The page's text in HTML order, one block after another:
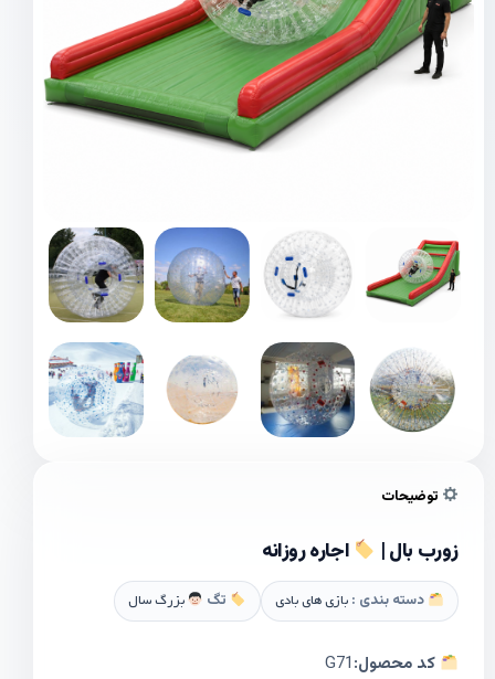
توضیحات
زورب بال | اجاره روزانه
دسته بندی : بازی های بادی تگ بزرگ سال
کد محصول:G71